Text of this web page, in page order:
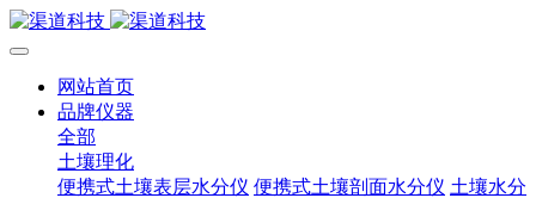
网站首页
品牌仪器
全部
土壤理化
便携式土壤表层水分仪 便携式土壤剖面水分仪 土壤水分